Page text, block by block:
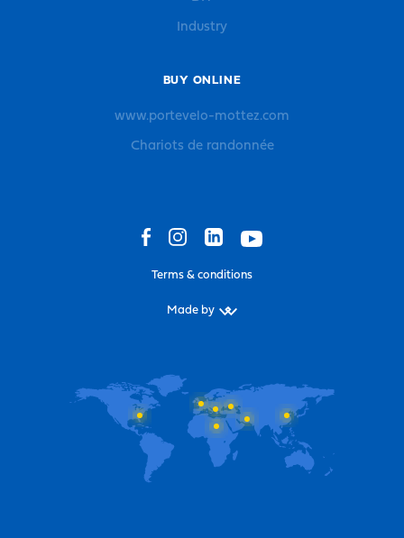
Industry
BUY ONLINE
www.portevelo-mottez.com
Chariots de randonnée
Terms & conditions
Made by